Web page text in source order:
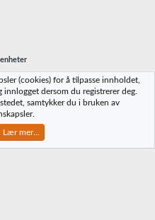
XenForo Ltd.
(cookies) for å tilpasse innholdet,
dersom du registrerer deg.
samtykker du i bruken av
Lær mer...